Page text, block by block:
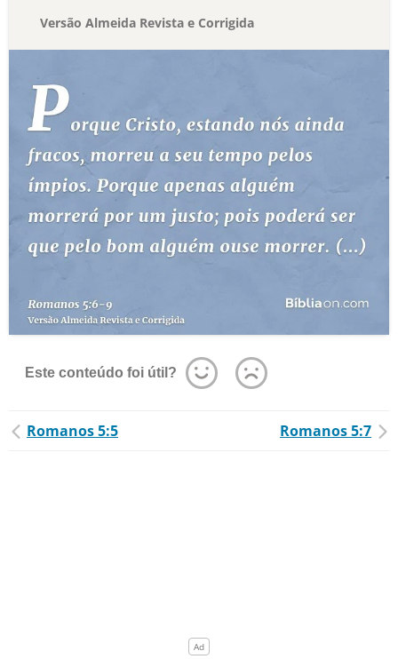
Versão Almeida Revista e Corrigida
Este conteúdo foi útil?
Romanos 5:5 Romanos 5:7